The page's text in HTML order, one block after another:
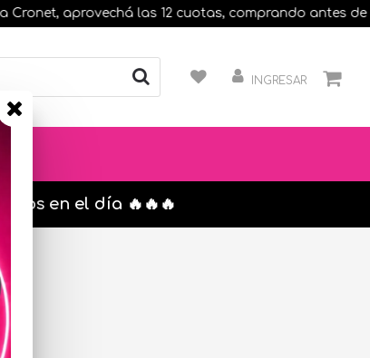
aprovechá las 12 cuotas, comprando antes de las
INGRESAR
en el día 🔥🔥🔥